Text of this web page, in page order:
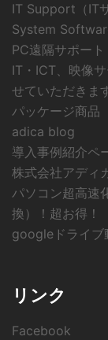
IT Support（IT
System
PC遠隔サポート
IT・ICT、映像
せていただきま
パッケージ商品
adica blog
導入事例紹介ペ
株式会社アディ
パソコン超高速
換）！超お得！
googleドライブ
リンク
Facebook